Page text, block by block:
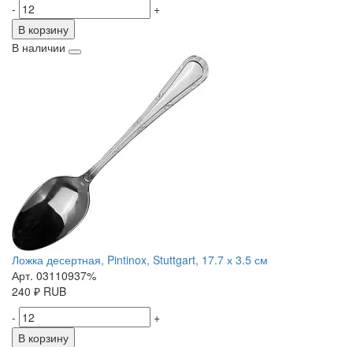
-
+
В корзину
В наличии
Ложка десертная, Pintinox, Stuttgart, 17.7 х 3.5 см
Арт. 03110937%
240 ₽ RUB
-
+
В корзину